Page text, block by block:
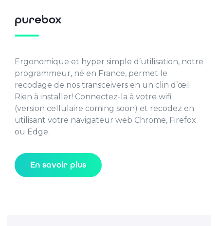
purebox
Ergonomique et hyper simple d’utilisation, notre
programmeur, né en France, permet le
recodage de nos transceivers en un clin d’œil.
Rien à installer! Connectez-la à votre wifi
(version cellulaire coming soon) et recodez en
utilisant votre navigateur web Chrome, Firefox
ou Edge.
En savoir plus